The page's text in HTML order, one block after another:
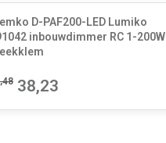
D-PAF200-LED Lumiko
inbouwdimmer RC 1-200W
38,23